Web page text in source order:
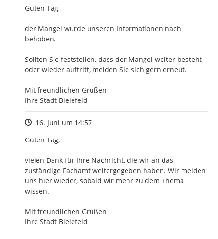
Guten Tag,
der Mangel wurde unseren Informationen nach
behoben.
Sollten Sie feststellen, dass der Mangel weiter besteht
oder wieder auftritt, melden Sie sich gern erneut.
Mit freundlichen Grüßen
Ihre Stadt Bielefeld
Zeitpunkt des Erstellens
16. Juni um 14:57
Guten Tag,
vielen Dank für Ihre Nachricht, die wir an das
zuständige Fachamt weitergegeben haben. Wir melden
uns hier wieder, sobald wir mehr zu dem Thema
wissen.
Mit freundlichen Grüßen
Ihre Stadt Bielefeld